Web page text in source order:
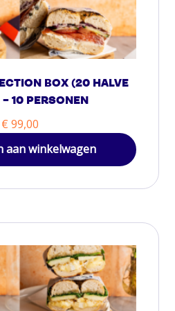
BOX (20 HALVE
10 PERSONEN
€ 99,00
aan winkelwagen